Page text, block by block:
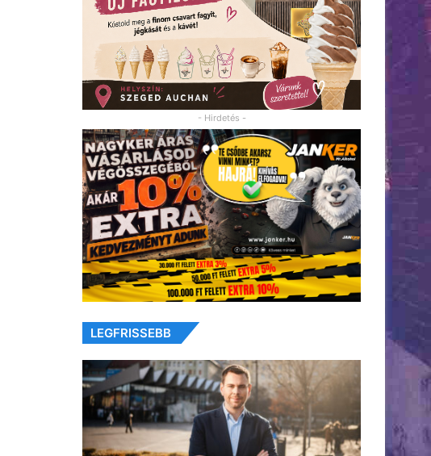
- Hirdetés -
LEGFRISSEBB